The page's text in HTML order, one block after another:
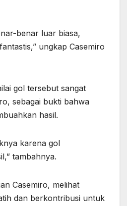
benar luar biasa,
ungkap Casemiro
gol tersebut sangat
sebagai bukti bahwa
hasil.
karena gol
tambahnya.
Casemiro, melihat
dan berkontribusi untuk